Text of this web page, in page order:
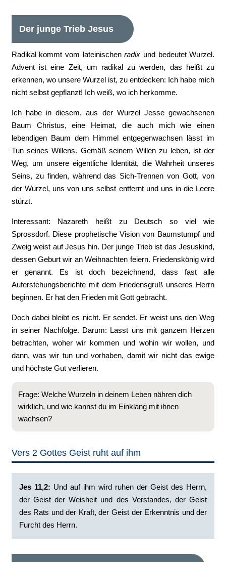
Der junge Trieb Jesus
Radikal kommt vom lateinischenradix und bedeutet Wurzel.
Advent ist eine Zeit, um radikal zu werden, das heißt zu
erkennen, wo unsere Wurzel ist, zu entdecken: Ich habe mich
nicht selbst gepflanzt! Ich weiß, wo ich herkomme.
Ich habe in diesem, aus der Wurzel Jesse gewachsenen
Baum Christus, eine Heimat, die auch mich wie einen
lebendigen Baum dem Himmel entgegenwachsen lässt im
Tun seines Willens. Gemäß seinem Willen zu leben, ist der
Weg, um unsere eigentliche Identität, die Wahrheit unseres
Seins, zu finden, während das Sich-Trennen von Gott, von
der Wurzel, uns von uns selbst entfernt und uns in die Leere
stürzt.
Interessant: Nazareth heißt zu Deutsch so viel wie
Sprossdorf. Diese prophetische Vision von Baumstumpf und
Zweig weist auf Jesus hin. Der junge Trieb ist das Jesuskind,
dessen Geburt wir an Weihnachten feiern. Friedenskönig wird
er genannt. Es ist doch bezeichnend, dass fast alle
Auferstehungsberichte mit dem Friedensgruß unseres Herrn
beginnen. Er hat den Frieden mit Gott gebracht.
Doch dabei bleibt es nicht. Er sendet. Er weist uns den Weg
in seiner Nachfolge. Darum: Lasst uns mit ganzem Herzen
betrachten, woher wir kommen und wohin wir wollen, und
dann, was wir tun und vorhaben, damit wir nicht das ewige
und höchste Gut verlieren.
Frage: Welche Wurzeln in deinem Leben nähren dich
wirklich, und wie kannst du im Einklang mit ihnen
wachsen?
Vers 2 Gottes Geist ruht auf ihm
Jes 11,2: Und auf ihm wird ruhen der Geist des Herrn,
der Geist der Weisheit und des Verstandes, der Geist
des Rats und der Kraft, der Geist der Erkenntnis und der
Furcht des Herrn.